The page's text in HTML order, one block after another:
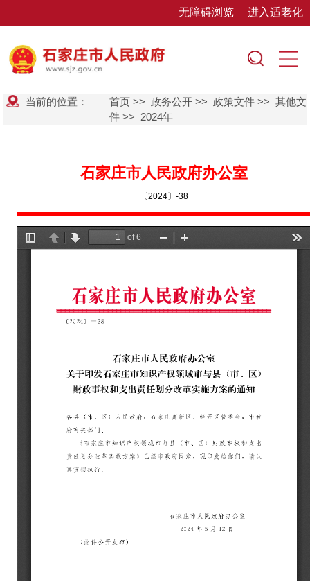
无障碍浏览 进入适老化
当前的位置： 首页 >>政务公开 >>政策文件 >>其他文
件 >> 2024年
石家庄市人民政府办公室
〔2024〕-38